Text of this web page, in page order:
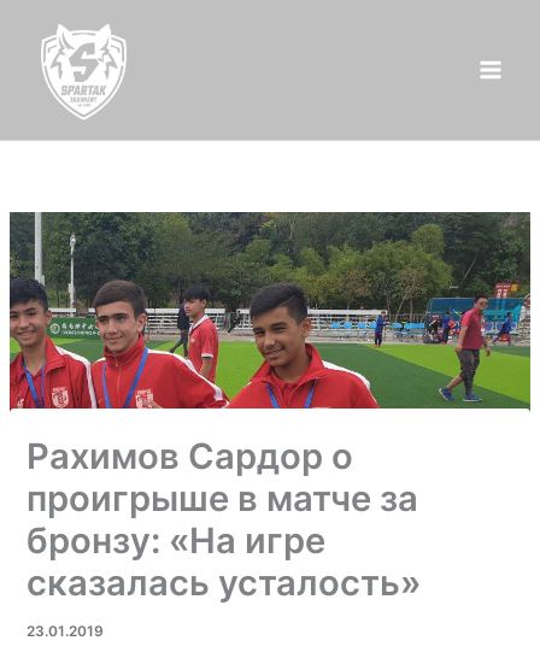
содержимому
Рахимов Сардор о
проигрыше в матче за
бронзу: «На игре
сказалась усталость»
23.01.2019